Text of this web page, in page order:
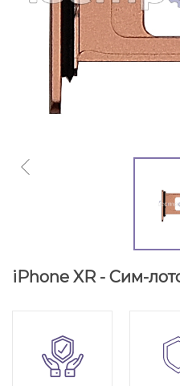
iPhone XR - Сим-